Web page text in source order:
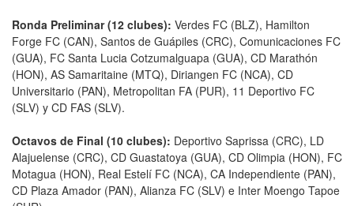
Ronda Preliminar (12 clubes): Verdes FC (BLZ), Hamilton
Forge FC (CAN), Santos de Guápiles (CRC), Comunicaciones FC
(GUA), FC Santa Lucia Cotzumalguapa (GUA), CD Marathón
(HON), AS Samaritaine (MTQ), Diriangen FC (NCA), CD
Universitario (PAN), Metropolitan FA (PUR), 11 Deportivo FC
(SLV) y CD FAS (SLV).
Octavos de Final (10 clubes): Deportivo Saprissa (CRC), LD
Alajuelense (CRC), CD Guastatoya (GUA), CD Olimpia (HON), FC
Motagua (HON), Real Estelí FC (NCA), CA Independiente (PAN),
CD Plaza Amador (PAN), Alianza FC (SLV) e Inter Moengo Tapoe